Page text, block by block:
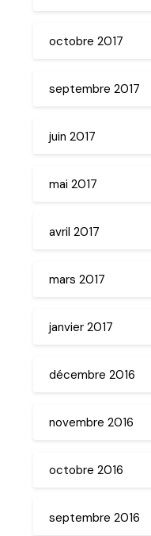
octobre 2017
septembre 2017
juin 2017
mai 2017
avril 2017
mars 2017
janvier 2017
décembre 2016
novembre 2016
octobre 2016
septembre 2016